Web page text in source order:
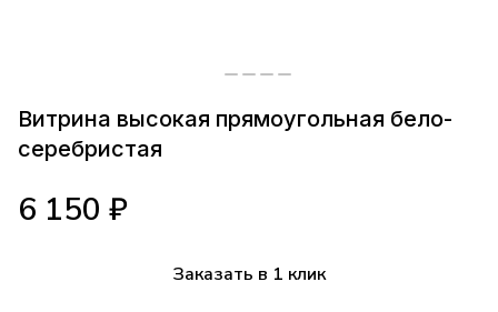
Витрина высокая прямоугольная бело-
серебристая
6 150 ₽
Заказать в 1 клик